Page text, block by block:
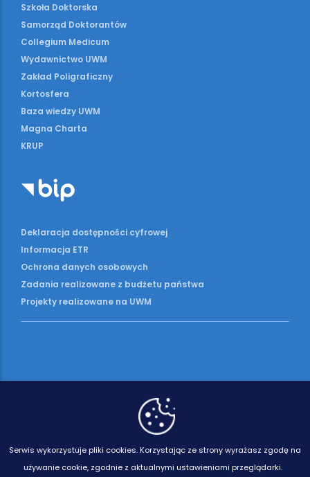
Szkoła Doktorska
Samorząd Doktorantów
Collegium Medicum
Wydawnictwo UWM
Zakład Poligraficzny
Kortosfera
Baza wiedzy UWM
Magna Charta
KRUP
Deklaracja dostępności cyfrowej
Informacja ETR
Ochrona danych osobowych
Zadania realizowane z budżetu państwa
Projekty realizowane na UWM
Serwis wykorzystuje pliki cookies. Korzystając ze strony wyrażasz zgodę na
używanie cookie, zgodnie z aktualnymi ustawieniami przeglądarki.